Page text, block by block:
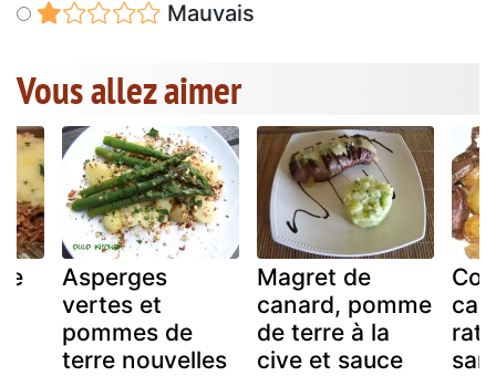
Mauvais
Vous allez aimer
Asperges
vertes et
pommes de
terre nouvelles
Magret de
canard, pomme
de terre à la
cive et sauce